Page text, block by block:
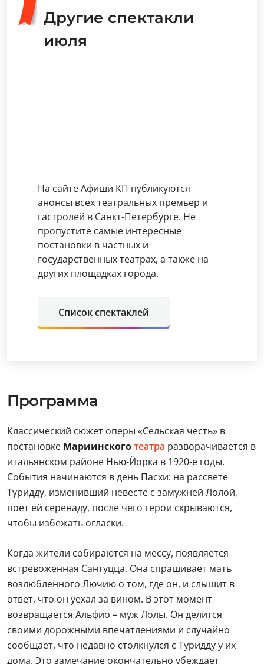
Другие спектакли
июля
гастролей в Санкт-Петербурге. Не
пропустите самые интересные
Программа
постановке
Мариинского
итальянском районе Нью-Йорка в 1920-е годы.
События начинаются в день Пасхи: на рассвете
Туридду, изменивший невесте с замужней Лолой,
поет ей серенаду, после чего герои скрываются,
чтобы избежать огласки.
Когда жители собираются на мессу, появляется